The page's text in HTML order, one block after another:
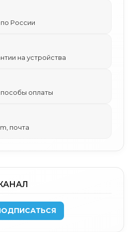
России
на устройства
оплаты
почта